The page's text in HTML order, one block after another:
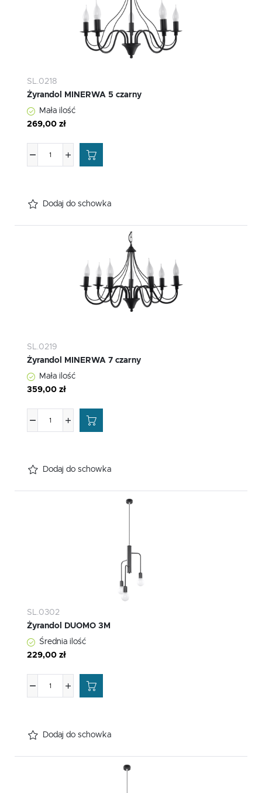
SL.0218
Żyrandol MINERWA 5 czarny
Mała ilość
269,00 zł
Dodaj do schowka
SL.0219
Żyrandol MINERWA 7 czarny
Mała ilość
359,00 zł
Dodaj do schowka
SL.0302
Żyrandol DUOMO 3M
Średnia ilość
229,00 zł
Dodaj do schowka